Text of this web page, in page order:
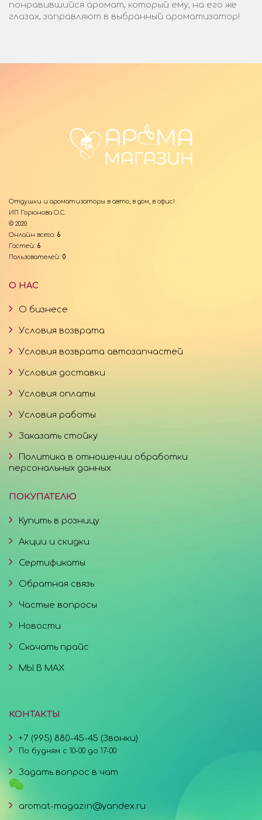
понравившийся аромат, который ему, на его же
глазах, заправляют в выбранный ароматизатор!
Отдушки и ароматизаторы в авто, в дом, в офис!
ИП Горюнова О.С.
© 2020
Онлайн всего: 6
Гостей: 6
Пользователей: 0
О НАС
О бизнесе
Условия возврата
Условия возврата автозапчастей
Условия доставки
Условия оплаты
Условия работы
Заказать стойку
Политика в отношении обработки
персональных данных
ПОКУПАТЕЛЮ
Купить в розницу
Акции и скидки
Сертификаты
Обратная связь
Частые вопросы
Новости
Скачать прайс
МЫ В MAX
КОНТАКТЫ
+7 (995) 880-45-45 (Звонки)
По будням с 10-00 до 17-00
Задать вопрос в чат
aromat-magazin@yandex.ru